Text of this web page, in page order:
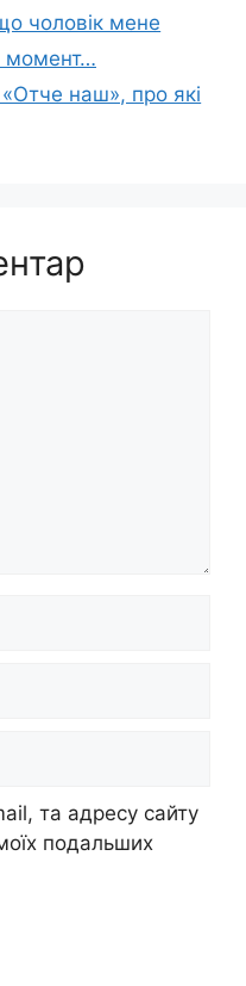
чоловік мене
момент…
наш», про які
та адресу сайту
подальших